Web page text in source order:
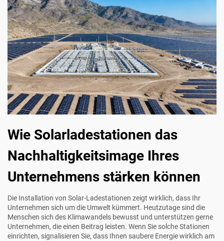
Wie Solarladestationen das
Nachhaltigkeitsimage Ihres
Unternehmens stärken können
Die Installation von Solar-Ladestationen zeigt wirklich, dass Ihr
Unternehmen sich um die Umwelt kümmert. Heutzutage sind die
Menschen sich des Klimawandels bewusst und unterstützen gerne
Unternehmen, die einen Beitrag leisten. Wenn Sie solche Stationen
einrichten, signalisieren Sie, dass Ihnen saubere Energie wirklich am